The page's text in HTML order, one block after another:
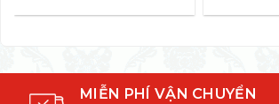
MIỄN PHÍ VẬN CHUYỂN